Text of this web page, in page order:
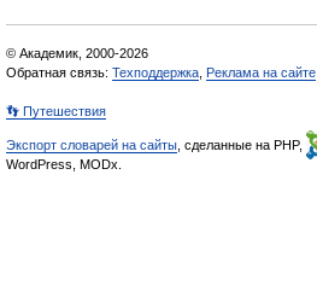
© Академик, 2000-2026
Обратная связь: Техподдержка Реклама на сайте
👣 Путешествия
Экспорт словарей на сайты , сделанные на PHP,
WordPress, MODx.